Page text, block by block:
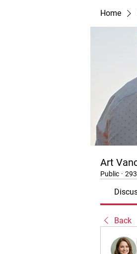
Home
Art
Public ·
Back